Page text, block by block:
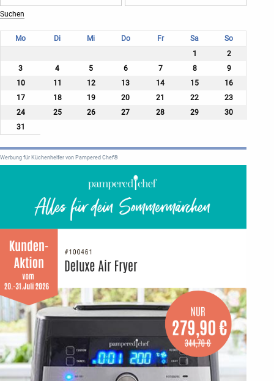
Mo Di Mi Do Fr Sa
So
1
2
3
4 5 6 7 8
9
10
11 12 13 14 15
16
17
18 19 20 21 22
23
24
25 26 27 28 29
30
31
Werbung für Küchenhelfer von Pampered Chef®